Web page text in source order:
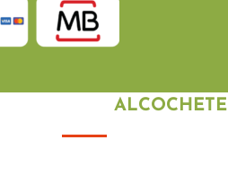
ALCOCHETE